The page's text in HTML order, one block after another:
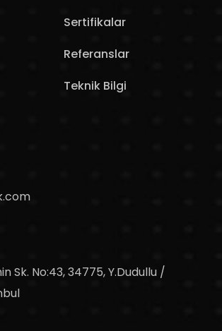
Sertifikalar
Referanslar
Teknik Bilgi
Sk. No:43, 34775, Y.Dudullu /